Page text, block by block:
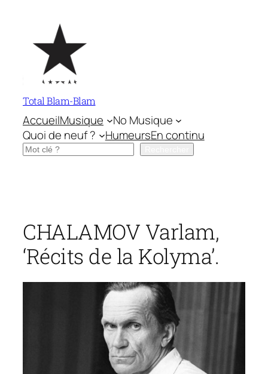
contenu
Total Blam-Blam
AccueilMusique
No Musique
Quoi de neuf ?
HumeursEn continu
Rechercher
CHALAMOV Varlam,
‘Récits de la Kolyma’.